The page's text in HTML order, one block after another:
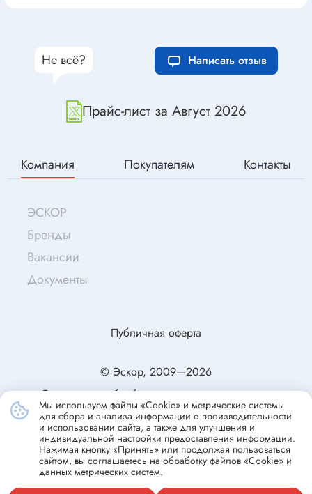
Прайс-лист за Август 2026
Не всё? Написать отзыв
Компания Покупателям Контакты
ЭСКОР
Бренды
Вакансии
Документы
© Эскор, 2009—2026
Согласие на обработку персональных данных
Политика конфиденциальности
Публичная оферта
Мы используем файлы «Cookie» и метрические системы
для сбора и анализа информации о производительности
и использовании сайта, а также для улучшения и
индивидуальной настройки предоставления информации.
Нажимая кнопку «Принять» или продолжая пользоваться
сайтом, вы соглашаетесь на обработку файлов «Cookie» и
данных метрических систем.